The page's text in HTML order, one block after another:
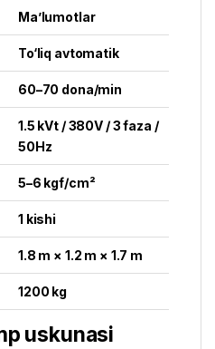
Ma’lumotlar
To‘liq avtomatik
60–70 dona/min
1.5 kVt / 380V / 3 faza /
50Hz
5–6 kgf/cm²
1 kishi
1.8 m × 1.2 m × 1.7 m
1200 kg
uskunasi